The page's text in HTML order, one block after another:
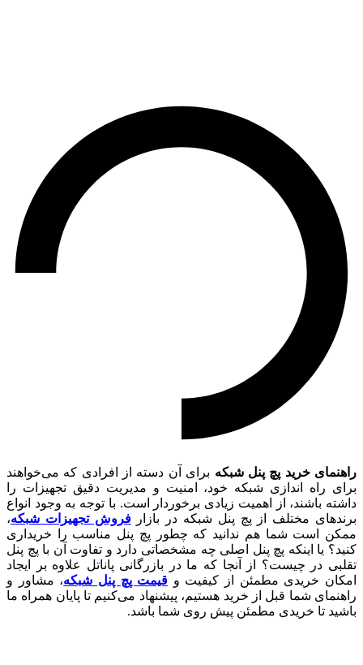
راهنمای خرید پچ پنل شبکه برای آن دسته از افرادی که می‌خواهند
برای راه اندازی شبکه خود، امنیت و مدیریت دقیق تجهیزات را
داشته باشند، از اهمیت زیادی برخوردار است. با توجه به وجود انواع
برندهای مختلف از پچ پنل شبکه در بازارفروش تجهیزات شبکه،
ممکن است شما هم ندانید که چطور پچ پنل مناسب را خریداری
کنید؟ یا اینکه پچ پنل اصلی چه مشخصاتی دارد و تفاوت آن با پچ پنل
تقلبی در چیست؟ از آنجا که ما در بازرگانی پاناتل علاوه بر ایجاد
امکان خریدی مطمئن از کیفیت و قیمت پچ پنل شبکه، مشاور و
راهنمای شما قبل از خرید هستیم، پیشنهاد می‌کنیم تا پایان همراه ما
باشید تا خریدی مطمئن پیش روی شما باشد.